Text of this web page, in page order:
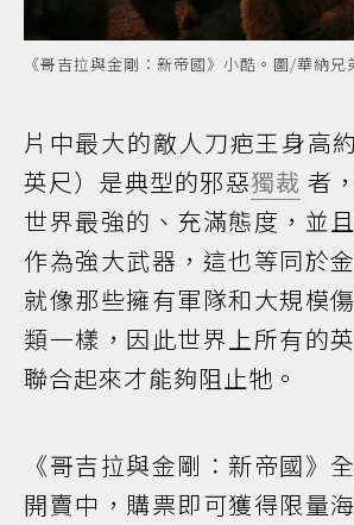
《哥吉拉與金剛：新帝國》小酷。圖/華納兄
片中最大的敵人刀疤王身高
英尺）是典型的邪惡獨裁 者
世界最強的、充滿態度，並
作為強大武器，這也等同於
就像那些擁有軍隊和大規模
類一樣，因此世界上所有的
聯合起來才能夠阻止牠。
《哥吉拉與金剛：新帝國》
開賣中，購票即可獲得限量